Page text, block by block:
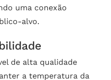
uma conexão
alvo.
de alta qualidade
a temperatura da